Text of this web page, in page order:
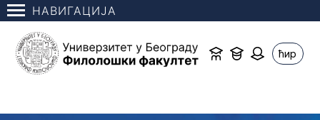
НАВИГАЦИЈА
ћир